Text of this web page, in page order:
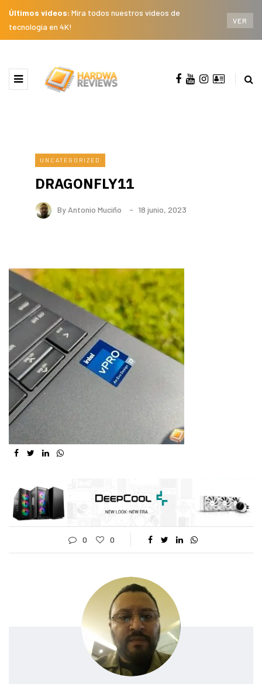
Últimos videos: Mira todos nuestros videos de
tecnología en 4K!
VER
UNCATEGORIZED
DRAGONFLY11
By Antonio Muciño 18 junio, 2023
0 0